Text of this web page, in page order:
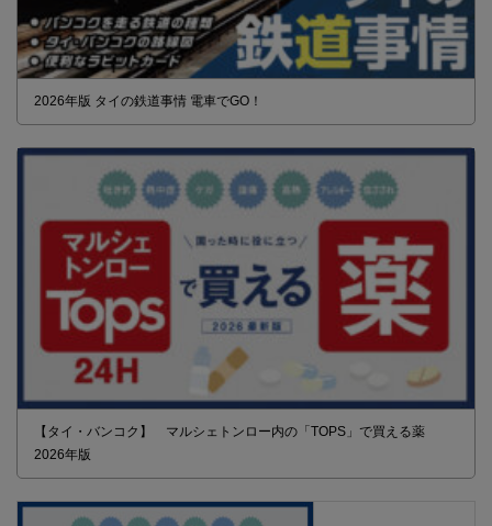
2026年版 タイの鉄道事情 電車でGO！
【タイ・バンコク】 マルシェトンロー内の「TOPS」で買える薬
2026年版